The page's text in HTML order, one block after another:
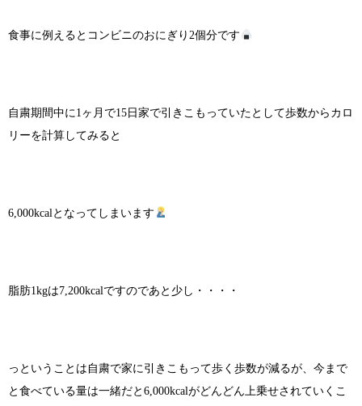
食事に例えるとコンビニのおにぎり2個分です
自粛期間中に1ヶ月で15日家で引きこもっていたとして歩数からカロ
リーを計算してみると
6,000kcalとなってしまいます
脂肪1kgは7,200kcalですのであと少し・・・・
っということは自粛で家に引きこもって歩く歩数が減るが、今まで
と食べている量は一緒だと6,000kcalがどんどん上乗せされていくこ